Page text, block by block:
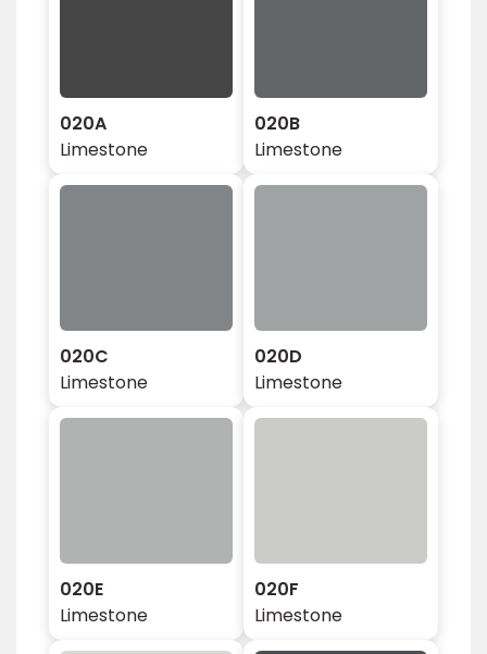
020A
Limestone
020B
Limestone
020C
Limestone
020D
Limestone
020E
Limestone
020F
Limestone